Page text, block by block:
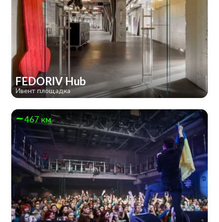
FEDORIV Hub
Ивент площадка
467 км